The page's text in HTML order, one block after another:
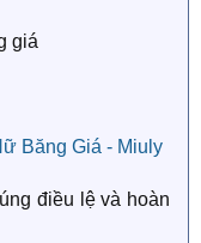
giá
Băng Giá - Miuly
điều lệ và hoàn